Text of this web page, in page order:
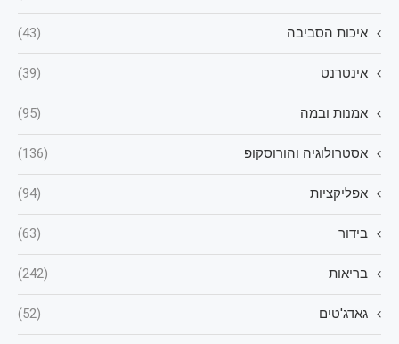
איכות הסביבה (43)
אינטרנט (39)
אמנות ובמה (95)
אסטרולוגיה והורוסקופ (136)
אפליקציות (94)
בידור (63)
בריאות (242)
גאדג'טים (52)